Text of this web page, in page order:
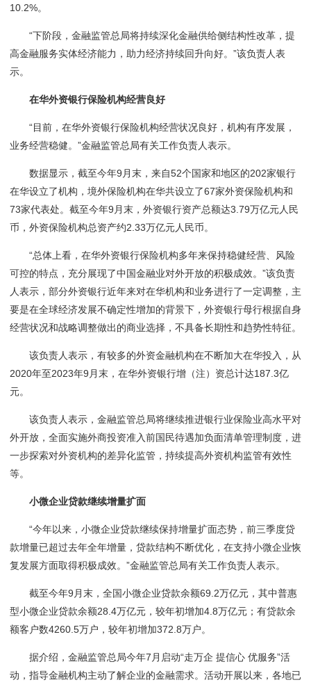
10.2%。
“下阶段，金融监管总局将持续深化金融供给侧结构性改革，提
高金融服务实体经济能力，助力经济持续回升向好。”该负责人表
示。
在华外资银行保险机构经营良好
“目前，在华外资银行保险机构经营状况良好，机构有序发展，
业务经营稳健。”金融监管总局有关工作负责人表示。
数据显示，截至今年9月末，来自52个国家和地区的202家银行
在华设立了机构，境外保险机构在华共设立了67家外资保险机构和
73家代表处。截至今年9月末，外资银行资产总额达3.79万亿元人民
币，外资保险机构总资产约2.33万亿元人民币。
“总体上看，在华外资银行保险机构多年来保持稳健经营、风险
可控的特点，充分展现了中国金融业对外开放的积极成效。”该负责
人表示，部分外资银行近年来对在华机构和业务进行了一定调整，主
要是在全球经济发展不确定性增加的背景下，外资银行母行根据自身
经营状况和战略调整做出的商业选择，不具备长期性和趋势性特征。
该负责人表示，有较多的外资金融机构在不断加大在华投入，从
2020年至2023年9月末，在华外资银行增（注）资总计达187.3亿
元。
该负责人表示，金融监管总局将继续推进银行业保险业高水平对
外开放，全面实施外商投资准入前国民待遇加负面清单管理制度，进
一步探索对外资机构的差异化监管，持续提高外资机构监管有效性
等。
小微企业贷款继续增量扩面
“今年以来，小微企业贷款继续保持增量扩面态势，前三季度贷
款增量已超过去年全年增量，贷款结构不断优化，在支持小微企业恢
复发展方面取得积极成效。”金融监管总局有关工作负责人表示。
截至今年9月末，全国小微企业贷款余额69.2万亿元，其中普惠
型小微企业贷款余额28.4万亿元，较年初增加4.8万亿元；有贷款余
额客户数4260.5万户，较年初增加372.8万户。
据介绍，金融监管总局今年7月启动“走万企 提信心 优服务”活
动，指导金融机构主动了解企业的金融需求。活动开展以来，各地已